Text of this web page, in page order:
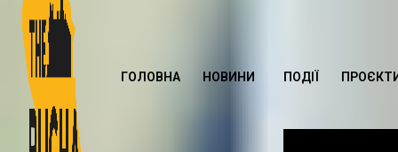
ГОЛОВНА НОВИНИ ПОДІЇ